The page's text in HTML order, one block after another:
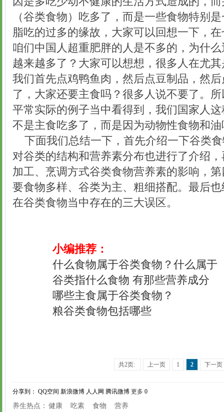
（谷类食物）吃多了，而是一些食物特别
脂吃的过多的缘故，大家可以回想一下，
咱们中国人超重肥胖的人是不多的，为什
越来越多了？大家可以想想，很多人在尤
我们首先点鸡鸭鱼肉，然后点豆制品，然
了，大家还要主食吗？很多人说不要了。
平常实际的例子当中看得到，我们国家人
不是主食吃多了，而是因为动物性食物和
下面我们总结一下，首先介绍一下谷类
对谷类的结构和营养素分布也进行了介绍
加工、烹调方式谷类食物营养素的影响，
要食物多样、谷类为主、粗细搭配。最后
在谷类食物当中存在的三大误区。
小编推荐：
什么食物属于谷类食物？什么属于
谷类指什么食物 有那些营养成分
哪些主食属于谷类食物？
粮谷类食物包括哪些
共2页: 上一页 1 2 下一页
分享到： QQ空间 新浪微博 人人网 腾讯微博 更多 0
养生热点： 健康 吃素 食物 营养